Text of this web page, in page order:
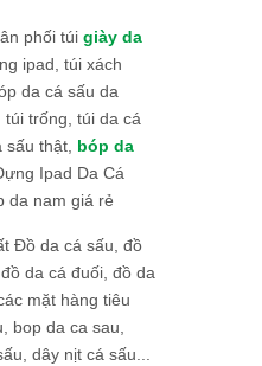
phối túi giày da
ipad, túi xách
da cá sấu da
túi trống, túi da cá
sấu thật, bóp da
Ipad Da Cá
da nam giá rẻ
Đồ da cá sấu, đồ
da cá đuối, đồ da
mặt hàng tiêu
bop da ca sau,
dây nịt cá sấu...